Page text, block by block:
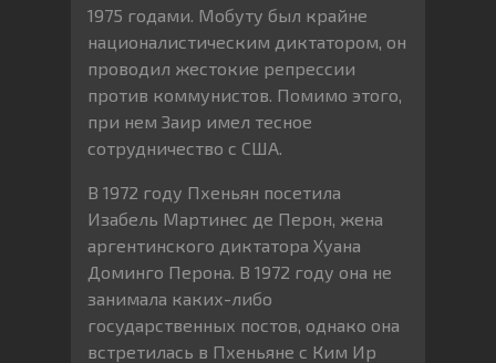
1975 годами. Мобуту был крайне
националистическим диктатором, он
проводил жестокие репрессии
против коммунистов. Помимо этого,
при нем Заир имел тесное
сотрудничество с США.
В 1972 году Пхеньян посетила
Изабель Мартинес де Перон, жена
аргентинского диктатора Хуана
Доминго Перона. В 1972 году она не
занимала каких-либо
государственных постов, однако она
встретилась в Пхеньяне с Ким Ир